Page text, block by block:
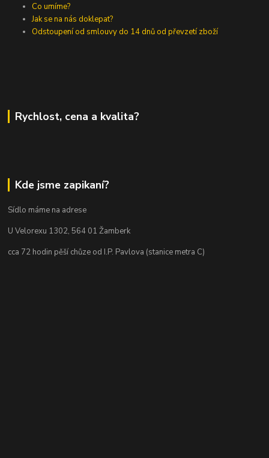
Co umíme?
Jak se na nás doklepat?
Odstoupení od smlouvy do 14 dnů od převzetí zboží
Rychlost, cena a kvalita?
Kde jsme zapikaní?
Sídlo máme na adrese
U Velorexu 1302, 564 01 Žamberk
cca 72 hodin pěší chůze od I.P. Pavlova (stanice metra C)